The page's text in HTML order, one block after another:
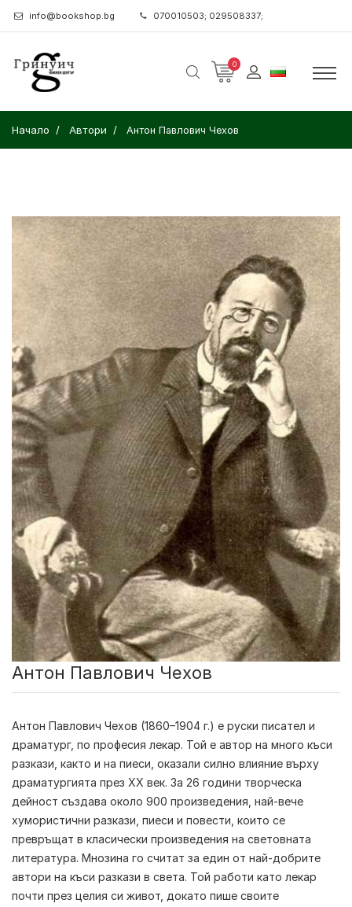
info@bookshop.bg 070010503; 029508337;
0
Начало Автори Антон Павлович Чехов
Антон Павлович Чехов
Антон Павлович Чехов (1860–1904 г.) е руски писател и
драматург, по професия лекар. Той е автор на много къси
разкази, както и на пиеси, оказали силно влияние върху
драматургията през XX век. За 26 години творческа
дейност създава около 900 произведения, най-вече
хумористични разкази, пиеси и повести, които се
превръщат в класически произведения на световната
литература. Мнозина го считат за един от най-добрите
автори на къси разкази в света. Той работи като лекар
почти през целия си живот, докато пише своите